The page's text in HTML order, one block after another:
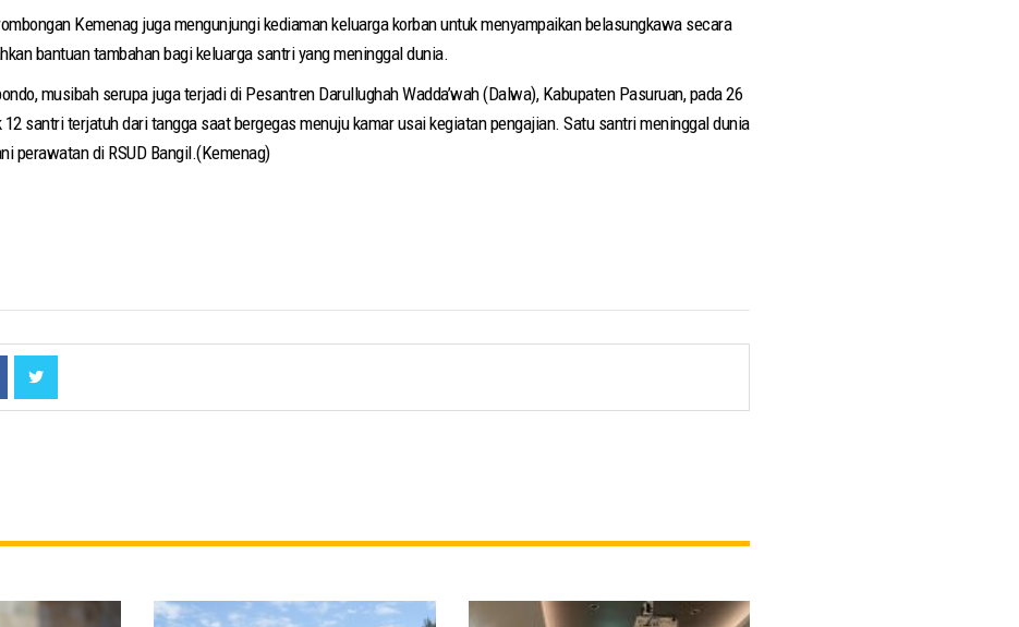
Kemenag juga mengunjungi kediaman keluarga korban untuk menyampaikan belasungkawa secara
bantuan tambahan bagi keluarga santri yang meninggal dunia.
musibah serupa juga terjadi di Pesantren Darullughah Wadda’wah (Dalwa), Kabupaten Pasuruan, pada 26
12 santri terjatuh dari tangga saat bergegas menuju kamar usai kegiatan pengajian. Satu santri meninggal dunia
perawatan di RSUD Bangil.(Kemenag)